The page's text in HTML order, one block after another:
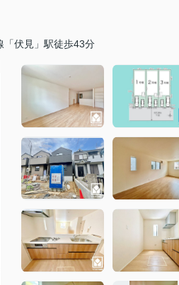
「伏見」駅徒歩43分